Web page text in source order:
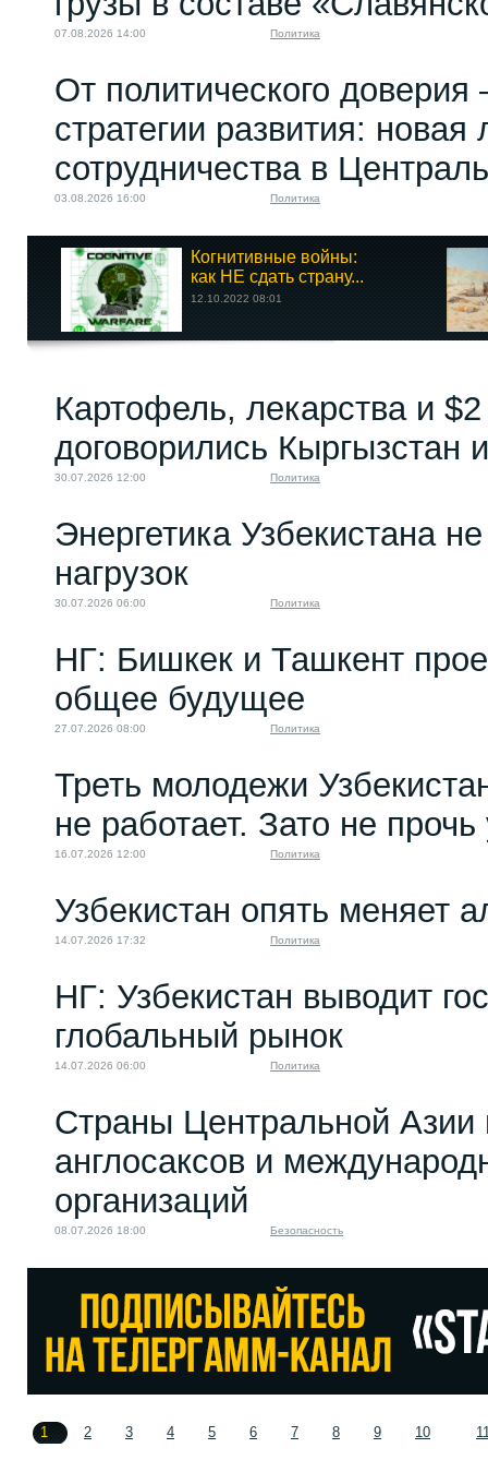
07.08.2026 14:00 Политика
От политического
стратегии развития: новая
сотрудничества в
03.08.2026 16:00 Политика
Когнитивные войны:
как НЕ сдать страну...
12.10.2022 08:01
Картофель, лекарства и
договорились Кыргызстан
30.07.2026 12:00 Политика
Энергетика Узбекистана
нагрузок
30.07.2026 06:00 Политика
НГ: Бишкек и Ташкент
общее будущее
27.07.2026 08:00 Политика
Треть молодежи
не работает. Зато не
16.07.2026 12:00 Политика
Узбекистан опять меняет
14.07.2026 17:32 Политика
НГ: Узбекистан выводит
глобальный рынок
14.07.2026 06:00 Политика
Страны Центральной Азии
англосаксов и
организаций
08.07.2026 18:00 Безопасность
1 2 3 4 5 6 7 8 9 10